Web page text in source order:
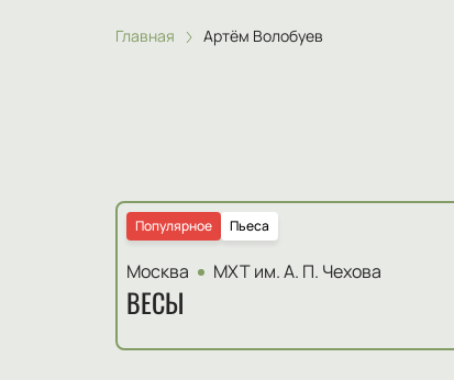
Главная Артём Волобуев
Пьеса
Популярное
Москва МХТ им. А. П. Чехова
ВЕСЫ